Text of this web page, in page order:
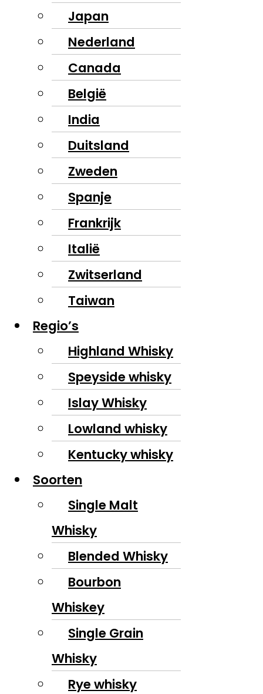
Japan
Nederland
Canada
België
India
Duitsland
Zweden
Spanje
Frankrijk
Italië
Zwitserland
Taiwan
Regio’s
Highland Whisky
Speyside whisky
Islay Whisky
Lowland whisky
Kentucky whisky
Soorten
Single Malt
Whisky
Blended Whisky
Bourbon
Whiskey
Single Grain
Whisky
Rye whisky